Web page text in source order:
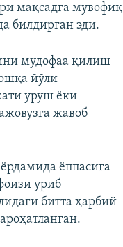
мақсадга мувофиқ
билдирган эди.
мудофаа қилиш
йўли
уруш ёки
жавоб
ёппасига
уриб
битта ҳарбий